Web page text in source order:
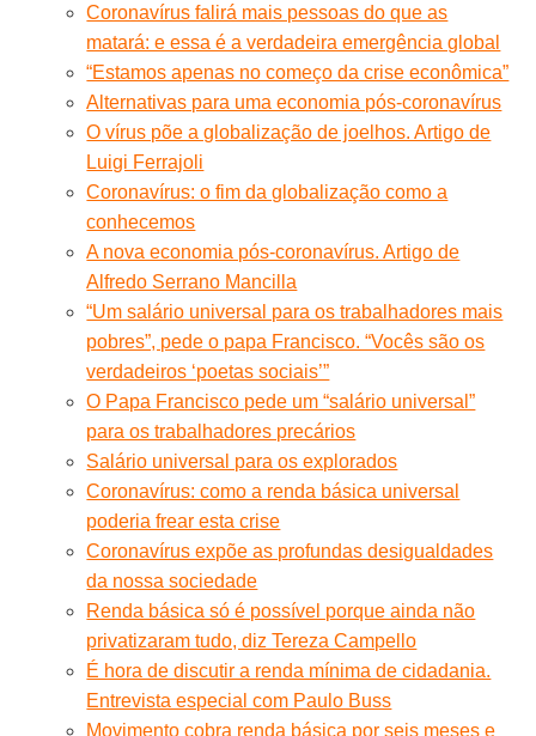
Coronavírus falirá mais pessoas do que as
matará: e essa é a verdadeira emergência global
“Estamos apenas no começo da crise econômica”
Alternativas para uma economia pós-coronavírus
O vírus põe a globalização de joelhos. Artigo de
Luigi Ferrajoli
Coronavírus: o fim da globalização como a
conhecemos
A nova economia pós-coronavírus. Artigo de
Alfredo Serrano Mancilla
“Um salário universal para os trabalhadores mais
pobres”, pede o papa Francisco. “Vocês são os
verdadeiros ‘poetas sociais’”
O Papa Francisco pede um “salário universal”
para os trabalhadores precários
Salário universal para os explorados
Coronavírus: como a renda básica universal
poderia frear esta crise
Coronavírus expõe as profundas desigualdades
da nossa sociedade
Renda básica só é possível porque ainda não
privatizaram tudo, diz Tereza Campello
É hora de discutir a renda mínima de cidadania.
Entrevista especial com Paulo Buss
Movimento cobra renda básica por seis meses e